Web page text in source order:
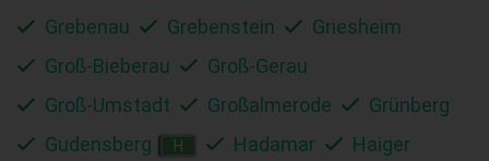
Grebenau
Grebenstein
Griesheim
Groß-Bieberau
Groß-Gerau
Groß-Umstadt
Großalmerode
Grünberg
Gudensberg
H Hadamar
Haiger